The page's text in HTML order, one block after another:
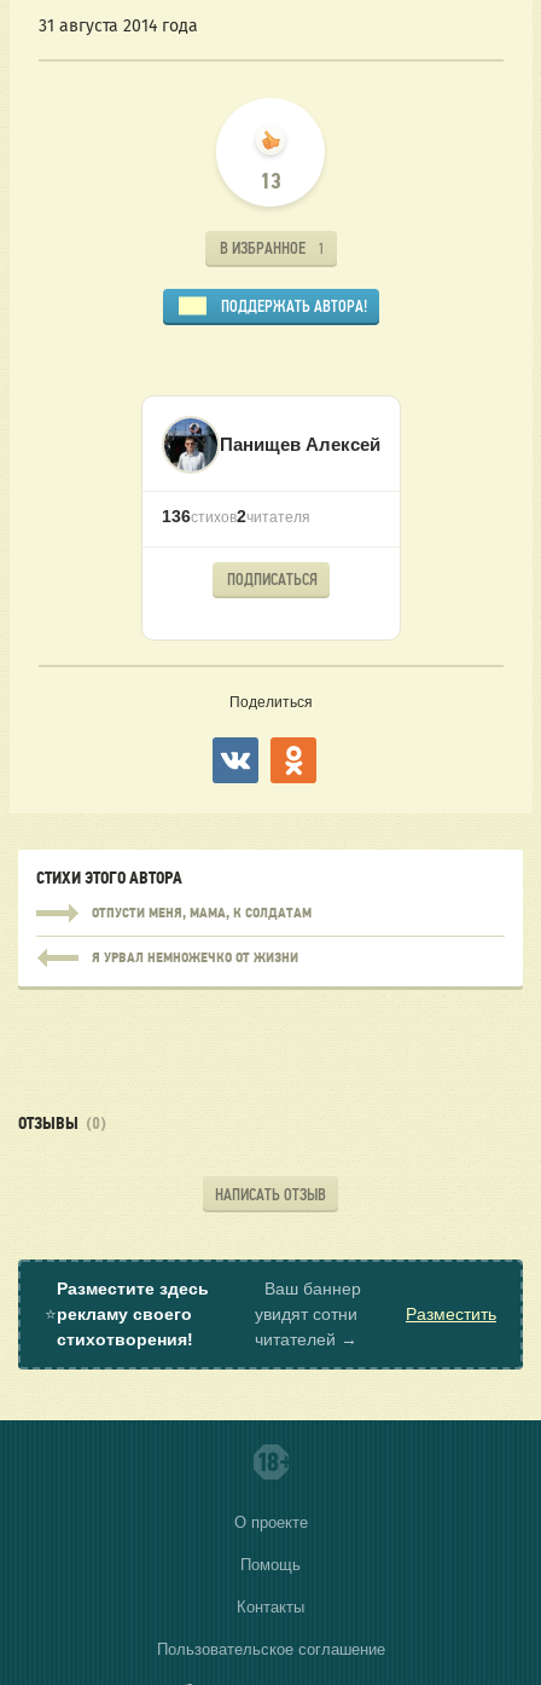
31 августа 2014 года
13
В ИЗБРАННОЕ 1
ПОДДЕРЖАТЬ АВТОРА!
Панищев Алексей
136стихов2читателя
ПОДПИСАТЬСЯ
Поделиться
СТИХИ ЭТОГО АВТОРА
ОТПУСТИ МЕНЯ, МАМА, К СОЛДАТАМ
Я УРВАЛ НЕМНОЖЕЧКО ОТ ЖИЗНИ
ОТЗЫВЫ (0)
НАПИСАТЬ ОТЗЫВ
⭐
Разместите здесь
рекламу своего
стихотворения!
Ваш баннер
увидят сотни
читателей →
Разместить
О проекте
Помощь
Контакты
Пользовательское соглашение